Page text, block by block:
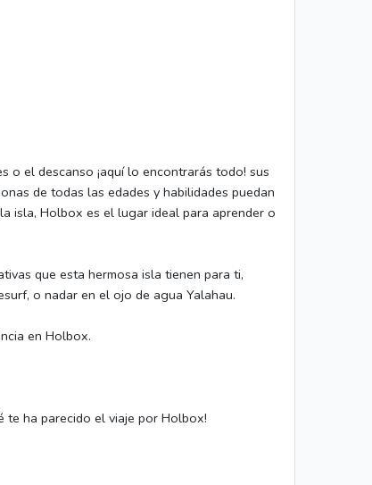
o el descanso ¡aquí lo encontrarás todo! sus
de todas las edades y habilidades puedan
isla, Holbox es el lugar ideal para aprender o
que esta hermosa isla tienen para ti,
o nadar en el ojo de agua Yalahau.
en Holbox.
te ha parecido el viaje por Holbox!